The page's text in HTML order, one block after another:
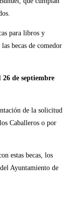
para libros y
becas de comedor
26 de septiembre
de la solicitud
Caballeros o por
estas becas, los
Ayuntamiento de